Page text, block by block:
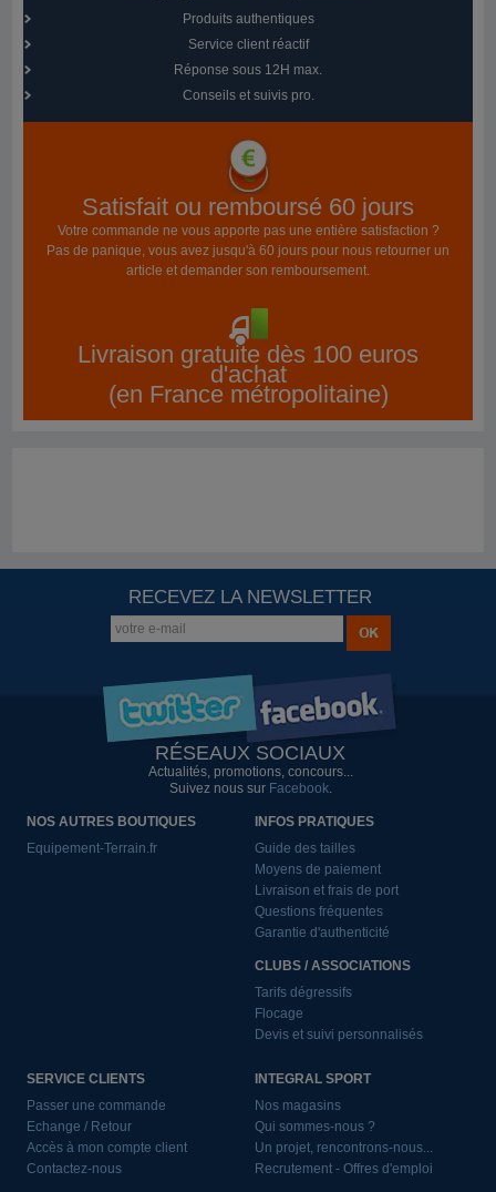
Produits authentiques
Service client réactif
Réponse sous 12H max.
Conseils et suivis pro.
Satisfait ou remboursé 60 jours
Votre commande ne vous apporte pas une entière satisfaction ?
Pas de panique, vous avez jusqu'à 60 jours pour nous retourner un
article et demander son remboursement.
Livraison gratuite dès 100 euros
d'achat
(en France métropolitaine)
RECEVEZ LA NEWSLETTER
RÉSEAUX SOCIAUX
Actualités, promotions, concours...
Suivez nous sur Facebook.
NOS AUTRES BOUTIQUES
Equipement-Terrain.fr
INFOS PRATIQUES
Guide des tailles
Moyens de paiement
Livraison et frais de port
Questions fréquentes
Garantie d'authenticité
CLUBS / ASSOCIATIONS
Tarifs dégressifs
Flocage
Devis et suivi personnalisés
SERVICE CLIENTS
Passer une commande
Echange / Retour
Accès à mon compte client
Contactez-nous
INTEGRAL SPORT
Nos magasins
Qui sommes-nous ?
Un projet, rencontrons-nous...
Recrutement - Offres d'emploi